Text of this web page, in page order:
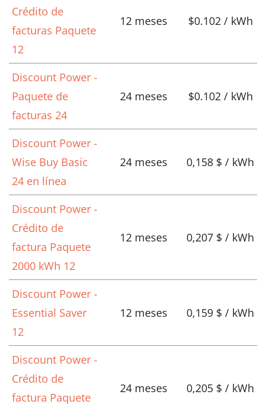
Crédito de
facturas Paquete
12
12 meses $0.102 / kWh
Discount Power -
Paquete de
facturas 24
24 meses $0.102 / kWh
Discount Power -
Wise Buy Basic
24 en línea
24 meses 0,158 $ / kWh
Discount Power -
Crédito de
factura Paquete
2000 kWh 12
12 meses 0,207 $ / kWh
Discount Power -
Essential Saver
12
12 meses 0,159 $ / kWh
Discount Power -
Crédito de
factura Paquete
24 meses 0,205 $ / kWh